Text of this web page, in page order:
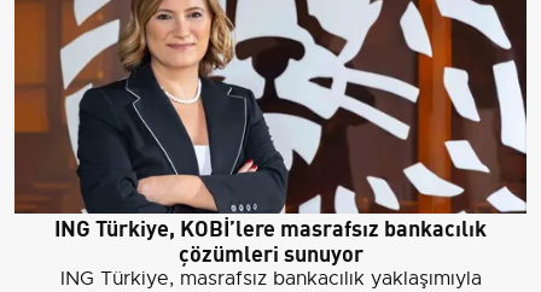
ING Türkiye, KOBİ’lere masrafsız bankacılık
çözümleri sunuyor
ING Türkiye, masrafsız bankacılık yaklaşımıyla